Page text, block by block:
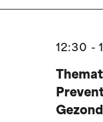
12:30 -